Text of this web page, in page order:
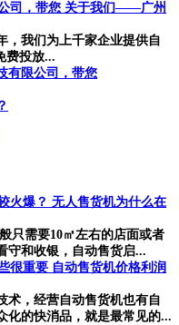
关于我们——广州
，我们为上千家企业提供自
费投放...
有限公司，带您
无人售货机为什么在
只需要10㎡左右的店面或者
守和收银，自动售货启...
自动售货机价格利润
术，经营自动售货机也有自
化的快消品，就是最常见的...